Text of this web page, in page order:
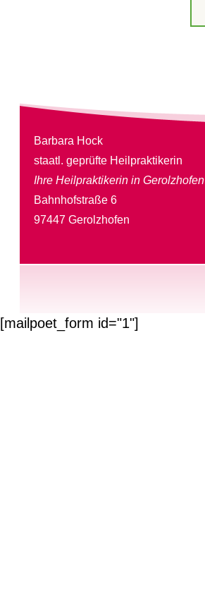
Barbara Hock
staatl. geprüfte Heilpraktikerin
Ihre Heilpraktikerin in Gerolzhofen
Bahnhofstraße 6
97447 Gerolzhofen
[mailpoet_form id="1"]